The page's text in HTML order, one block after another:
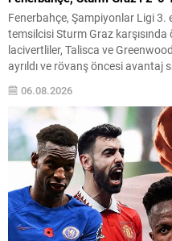
Fenerbahçe, Şampiyonlar Ligi 3.
temsilcisi Sturm Graz
lacivertliler, Talisca ve
ayrıldı ve rövanş öncesi avantaj
yönetimi mücadeleyi
verdi. Futboldan sorumlu yönetici
06.08.2026